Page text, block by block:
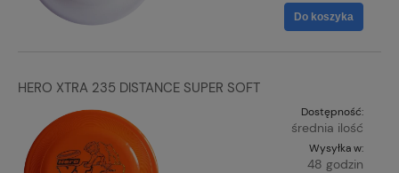
Do koszyka
HERO XTRA 235 DISTANCE SUPER SOFT
Dostępność:
średnia ilość
Wysyłka w:
48 godzin